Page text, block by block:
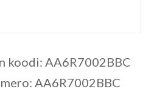
koodi: AA6R7002BBC
AA6R7002BBC